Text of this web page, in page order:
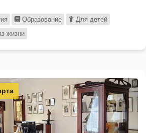
Образование
Для детей
жизни